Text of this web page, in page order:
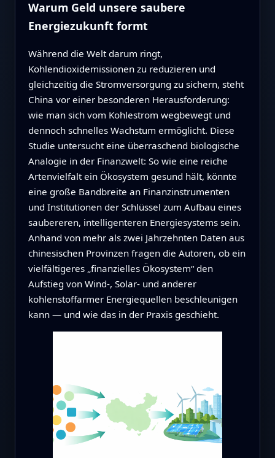
Warum Geld unsere saubere
Energiezukunft formt
Während die Welt darum ringt,
Kohlendioxidemissionen zu reduzieren und
gleichzeitig die Stromversorgung zu sichern, steht
China vor einer besonderen Herausforderung:
wie man sich vom Kohlestrom wegbewegt und
dennoch schnelles Wachstum ermöglicht. Diese
Studie untersucht eine überraschend biologische
Analogie in der Finanzwelt: So wie eine reiche
Artenvielfalt ein Ökosystem gesund hält, könnte
eine große Bandbreite an Finanzinstrumenten
und Institutionen der Schlüssel zum Aufbau eines
saubereren, intelligenteren Energiesystems sein.
Anhand von mehr als zwei Jahrzehnten Daten aus
chinesischen Provinzen fragen die Autoren, ob ein
vielfältigeres „finanzielles Ökosystem“ den
Aufstieg von Wind-, Solar- und anderer
kohlenstoffarmer Energiequellen beschleunigen
kann — und wie das in der Praxis geschieht.